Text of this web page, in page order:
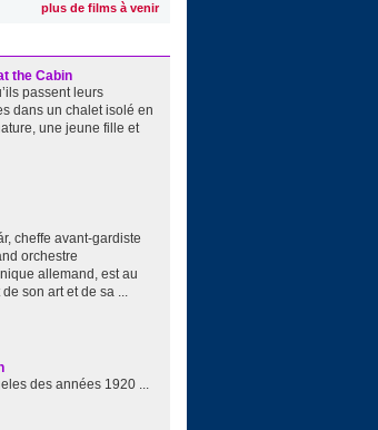
plus de films à venir
the Cabin
passent leurs
dans un chalet isolé en
une jeune fille et
cheffe avant-gardiste
orchestre
allemand, est au
son art et de sa ...
des années 1920 ...